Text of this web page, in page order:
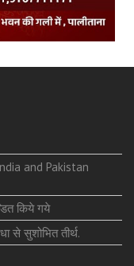
and Pakistan
किये गये
से सुशोभित तीर्थ.